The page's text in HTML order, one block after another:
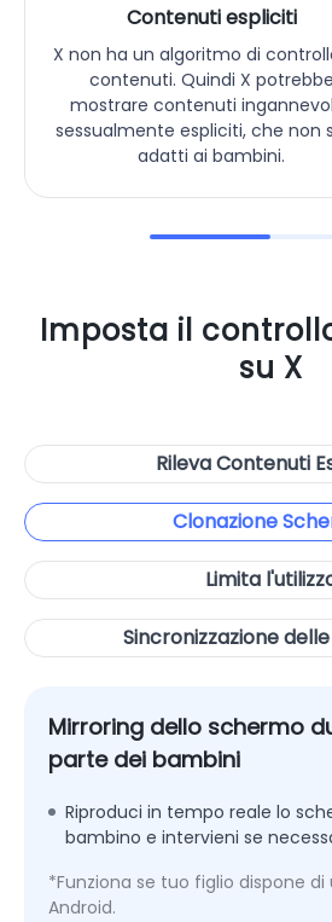
Contenuti espliciti
X non ha un algoritmo di
contenuti. Quindi X potrebbe
mostrare contenuti
sessualmente espliciti, che non
adatti ai bambini.
Imposta il
su X
Rileva Contenuti
Clonazione
Limita
Sincronizzazione
Mirroring dello schermo
parte dei bambini
Riproduci in tempo reale lo
bambino e intervieni se
*Funziona se tuo figlio dispone
Android.